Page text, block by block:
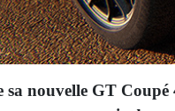
nouvelle GT